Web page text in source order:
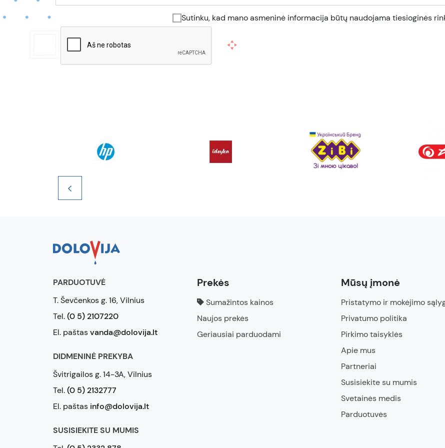
Svarstote, kur gera kaina pirkti patvarius aplankalus sąsiuviniams, vadovėliams, meniu,
parduotuvėje Vilniuje tikrai išsirinkite lūkesčius pateisinsiančius aplankalus. Garantuojame puikų
bei malonų aptarnavimą. Negalite atvykti? Siūlome užsisakyti internetu.
Sutinku, kad mano asmeninė informacija būtų naudojama tiesioginės
PARDUOTUVĖ
T. Ševčenkos g. 16, Vilnius
Tel.(0 5) 2107220
El. paštasvanda@dolovija.lt
DIDMENINĖ PREKYBA
Švitrigailos g. 14-3A, Vilnius
Tel.(0 5) 2132777
El. paštas info@dolovija.lt
SUSISIEKITE SU MUMIS
Prekės
Sumažintos kainos
Naujos prekės
Geriausiai parduodami
Mūsų įmonė
Pristatymo ir mokėjimo
Privatumo politika
Pirkimo taisyklės
Apie mus
Partneriai
Susisiekite su mumis
Svetainės medis
Parduotuvės